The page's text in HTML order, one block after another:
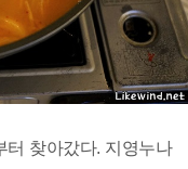
터 찾아갔다. 지영누나